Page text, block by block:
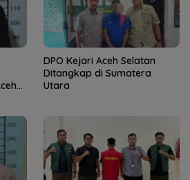
DPO Kejari Aceh Selatan
Ditangkap di Sumatera
Utara